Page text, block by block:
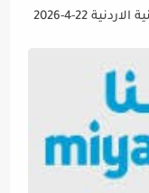
22-4-2026